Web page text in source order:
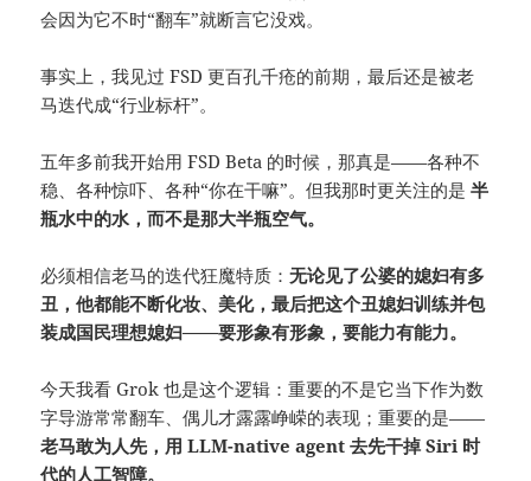
会因为它不时“翻车”就断言它没戏。
事实上，我见过 FSD 更百孔千疮的前期，最后还是被老
马迭代成“行业标杆”。
五年多前我开始用 FSD Beta 的时候，那真是——各种不
稳、各种惊吓、各种“你在干嘛”。但我那时更关注的是半
瓶水中的水，而不是那大半瓶空气。
必须相信老马的迭代狂魔特质：无论见了公婆的媳妇有多
丑，他都能不断化妆、美化，最后把这个丑媳妇训练并包
装成国民理想媳妇——要形象有形象，要能力有能力。
今天我看 Grok 也是这个逻辑：重要的不是它当下作为数
字导游常常翻车、偶儿才露露峥嵘的表现；重要的是——
老马敢为人先，用 LLM-native agent 去先干掉 Siri 时
代的人工智障。